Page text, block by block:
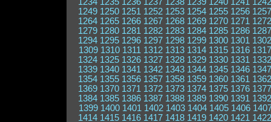
1249 1250 1251 1252 1253 1254 1255 1256 1257
1264 1265 1266 1267 1268 1269 1270 1271 1272
1279 1280 1281 1282 1283 1284 1285 1286 1287
1294 1295 1296 1297 1298 1299 1300 1301 1302
1309 1310 1311 1312 1313 1314 1315 1316 1317
1324 1325 1326 1327 1328 1329 1330 1331 1332
1339 1340 1341 1342 1343 1344 1345 1346 1347
1354 1355 1356 1357 1358 1359 1360 1361 1362
1369 1370 1371 1372 1373 1374 1375 1376 1377
1384 1385 1386 1387 1388 1389 1390 1391 1392
1399 1400 1401 1402 1403 1404 1405 1406
1414 1415 1416 1417 1418 1419 1420 1421 1422